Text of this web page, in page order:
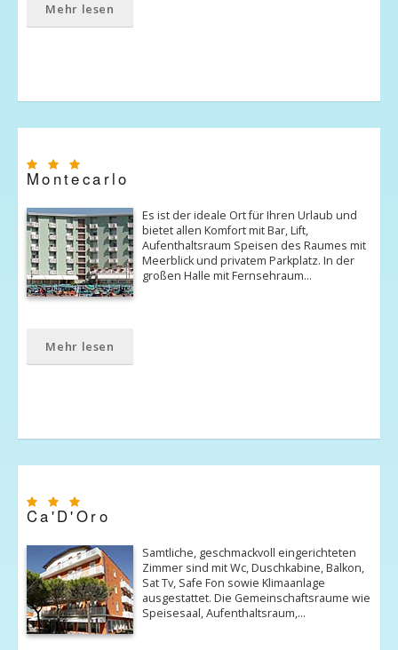
Mehr lesen
Montecarlo
Es ist der ideale Ort für Ihren Urlaub und
bietet allen Komfort mit Bar, Lift,
Aufenthaltsraum Speisen des Raumes mit
Meerblick und privatem Parkplatz. In der
großen Halle mit Fernsehraum…
Mehr lesen
Ca'D'Oro
Samtliche, geschmackvoll eingerichteten
Zimmer sind mit Wc, Duschkabine, Balkon,
Sat Tv, Safe Fon sowie Klimaanlage
ausgestattet. Die Gemeinschaftsraume wie
Speisesaal, Aufenthaltsraum,…